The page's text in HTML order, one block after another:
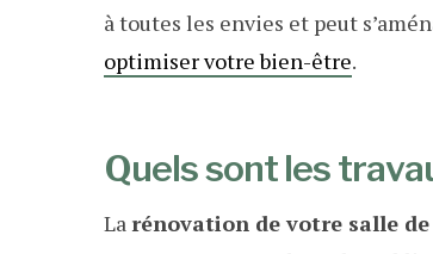
à toutes les envies et peut
optimiser votre bien-être.
Quels sont les
Larénovation de votre salle